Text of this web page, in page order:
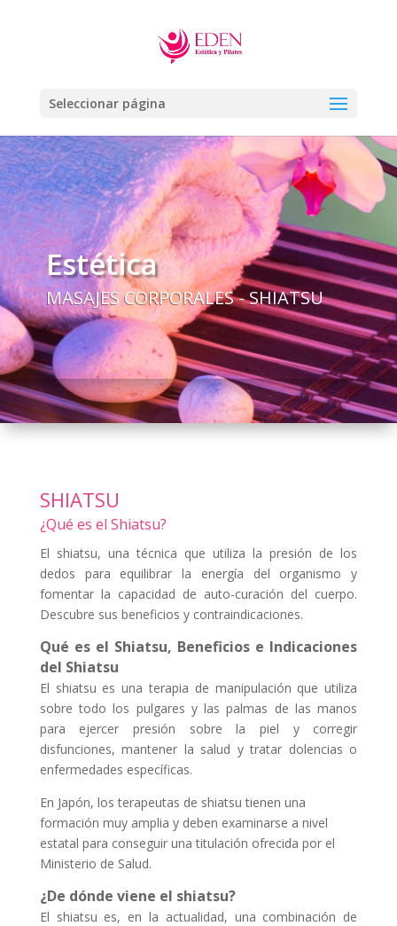
Seleccionar página
Estética
MASAJES CORPORALES - SHIATSU
SHIATSU
¿Qué es el Shiatsu?
El shiatsu, una técnica que utiliza la presión de los
dedos para equilibrar la energía del organismo y
fomentar la capacidad de auto-curación del cuerpo.
Descubre sus beneficios y contraindicaciones.
Qué es el Shiatsu, Beneficios e Indicaciones
del Shiatsu
El shiatsu es una terapia de manipulación que utiliza
sobre todo los pulgares y las palmas de las manos
para ejercer presión sobre la piel y corregir
disfunciones, mantener la salud y tratar dolencias o
enfermedades específicas.
En Japón, los terapeutas de shiatsu tienen una
formación muy amplia y deben examinarse a nivel
estatal para conseguir una titulación ofrecida por el
Ministerio de Salud.
¿De dónde viene el shiatsu?
El shiatsu es, en la actualidad, una combinación de